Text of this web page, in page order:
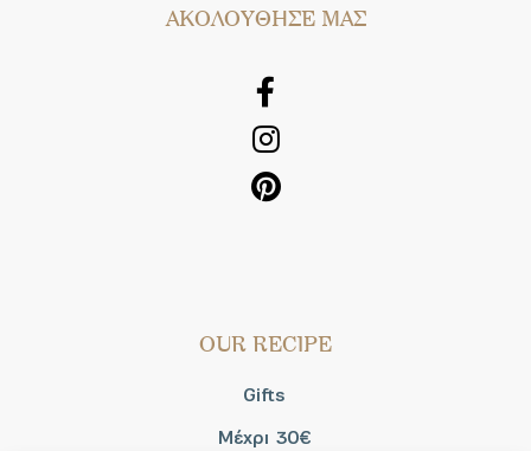
AΚΟΛΟΥΘΗΣΕ ΜΑΣ
OUR RECIPE
Gifts
Μέχρι 30€